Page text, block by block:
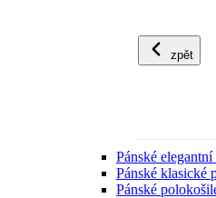
zpět
Pánské
Pánské klasické
Pánské